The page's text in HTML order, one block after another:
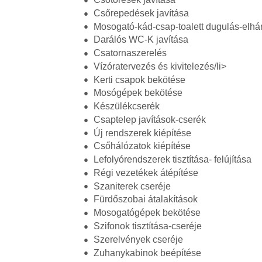
Csőrepedések javítása
Mosogató-kád-csap-toalett dugulás-
Darálós WC-K javítása
Csatornaszerelés
Vízóratervezés és kivitelezés/li>
Kerti csapok bekötése
Mosógépek bekötése
Készülékcserék
Csaptelep javítások-cserék
Új rendszerek kiépítése
Csőhálózatok kiépítése
Lefolyórendszerek tisztítása- felújítása
Régi vezetékek átépítése
Szaniterek cseréje
Fürdőszobai átalakítások
Mosogatógépek bekötése
Szifonok tisztítása-cseréje
Szerelvények cseréje
Zuhanykabinok beépítése